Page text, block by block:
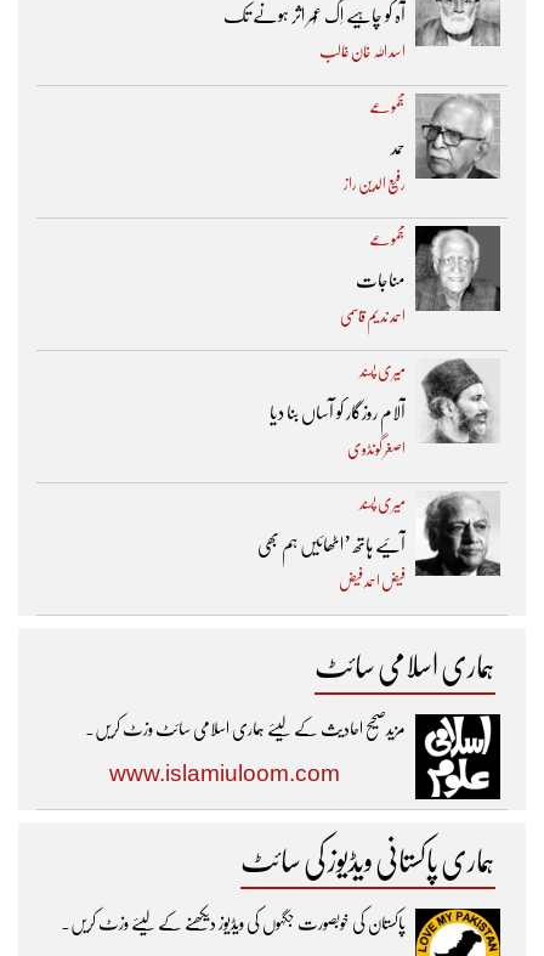
آہ کو چاہیے اِک عُمر اثر ہونے تک ​
اسد اللہ خان غالب
مجموعے
حمد
رفیع الدین راز
مجموعے
مناجات
احمد ندیم قاسمی
میری پسند
آلام روزگار کو آساں بنا دیا
اصغر گونڈوی
میری پسند
آئیے ہاتھ ’اٹھائیں ہم بھی
فیض احمد فیض
ہماری اسلامی سائٹ
مزیدصحیح احادیث کے لیئے ہماری اسلامی سائٹ وزٹ کریں۔
www.islamiuloom.com
ہماری پاکستانی ویڈیوز کی سائٹ
پاکستان کی خوبصورت جگہوں کی ویڈیوز دیکھنے کے لیئے وزٹ کریں۔